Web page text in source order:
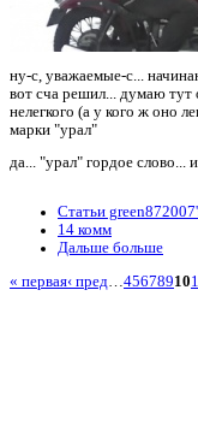
ну-с, уважаемые-с...
вот сча решил... думаю тут
нелегкого (а у кого ж оно
марки "урал"
да... "урал" гордое слово...
Статьи
14 комм
Дальше больше
« первая‹ пред…45678910